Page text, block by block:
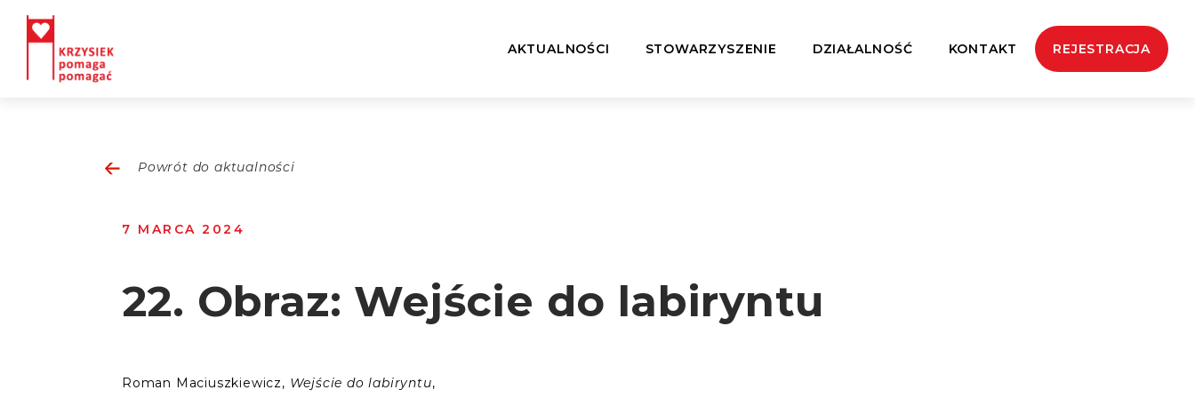
AKTUALNOŚCI STOWARZYSZENIE DZIAŁALNOŚĆ KONTAKT REJESTRACJA
Powrót do aktualności
7 MARCA 2024
22. Obraz: Wejście do labiryntu
Roman Maciuszkiewicz, Wejście do labiryntu,